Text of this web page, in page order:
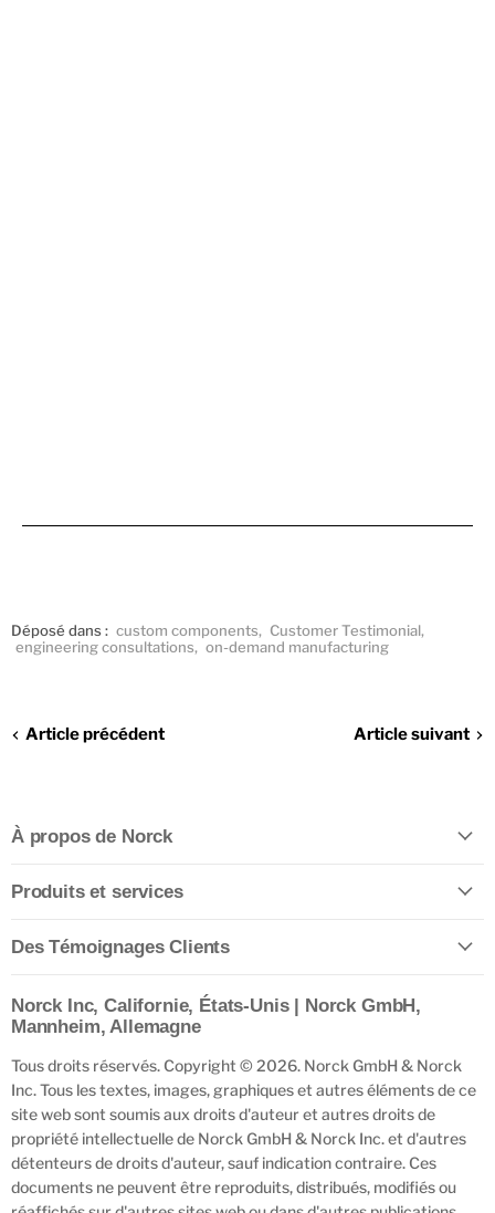
Déposé dans : custom components, Customer Testimonial,
engineering consultations, on-demand manufacturing
Article précédent Article suivant
À propos de Norck
Produits et services
Des Témoignages Clients
Norck Inc, Californie, États-Unis | Norck GmbH,
Mannheim, Allemagne
Tous droits réservés. Copyright © 2026. Norck GmbH & Norck
Inc. Tous les textes, images, graphiques et autres éléments de ce
site web sont soumis aux droits d'auteur et autres droits de
propriété intellectuelle de Norck GmbH & Norck Inc. et d'autres
détenteurs de droits d'auteur, sauf indication contraire. Ces
documents ne peuvent être reproduits, distribués, modifiés ou